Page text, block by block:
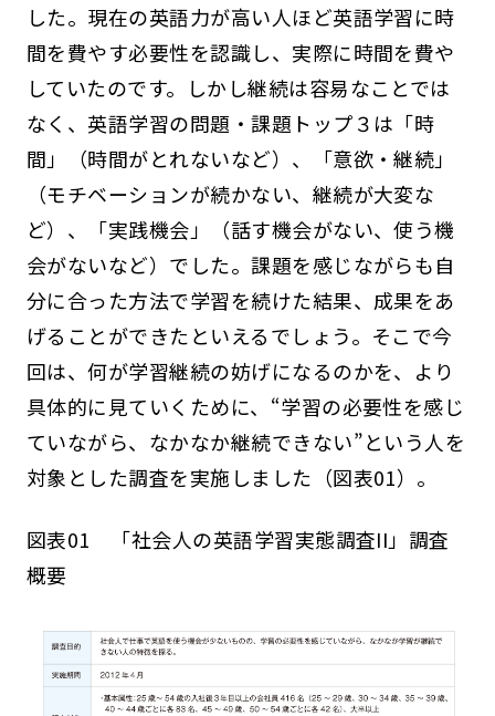
した。現在の英語力が高い人ほど英語学習に時
間を費やす必要性を認識し、実際に時間を費や
していたのです。しかし継続は容易なことでは
なく、英語学習の問題・課題トップ３は「時
間」（時間がとれないなど）、「意欲・継続」
（モチベーションが続かない、継続が大変な
ど）、「実践機会」（話す機会がない、使う機
会がないなど）でした。課題を感じながらも自
分に合った方法で学習を続けた結果、成果をあ
げることができたといえるでしょう。そこで今
回は、何が学習継続の妨げになるのかを、より
具体的に見ていくために、“学習の必要性を感じ
ていながら、なかなか継続できない”という人を
対象とした調査を実施しました（図表01）。
図表01 「社会人の英語学習実態調査II」調査
概要